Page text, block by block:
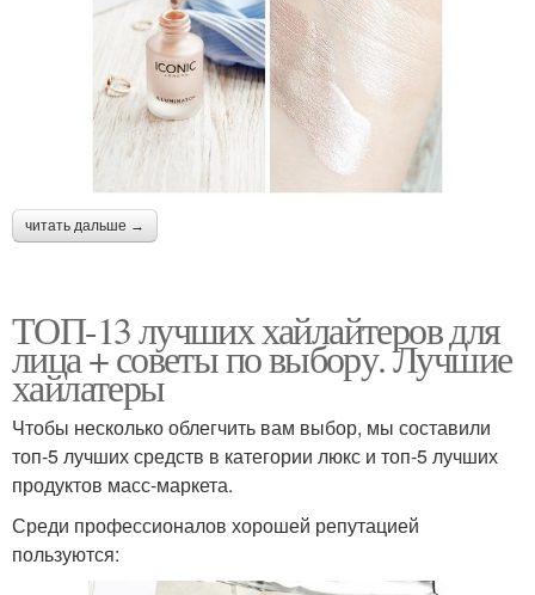
читать дальше →
ТОП-13 лучших хайлайтеров для
лица + советы по выбору. Лучшие
хайлатеры
Чтобы несколько облегчить вам выбор, мы составили
топ-5 лучших средств в категории люкс и топ-5 лучших
продуктов масс-маркета.
Среди профессионалов хорошей репутацией
пользуются: